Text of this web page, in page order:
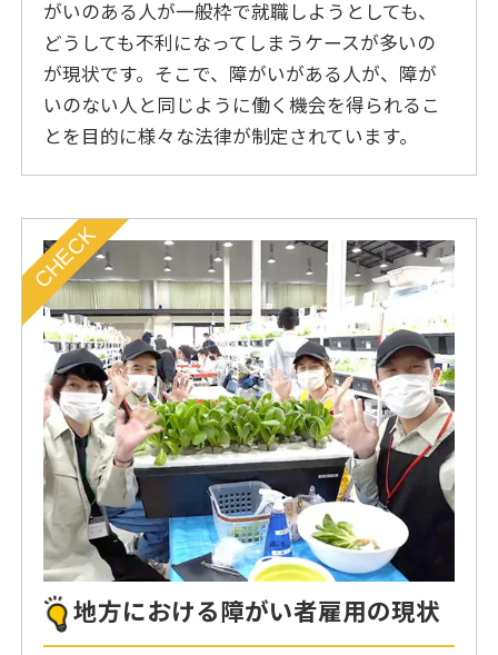
がいのある人が一般枠で就職しようとしても、
どうしても不利になってしまうケースが多いの
が現状です。そこで、障がいがある人が、障が
いのない人と同じように働く機会を得られるこ
とを目的に様々な法律が制定されています。
地⽅における障がい者雇⽤の現状